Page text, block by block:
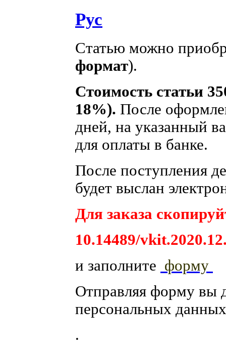
Рус
Статью можно
формат).
Стоимость статьи
18%). После
дней, на указанный
для оплаты в банке.
После поступления
будет выслан
Для заказа
10.14489/
и заполните форму
Отправляя форму вы
персональных
.